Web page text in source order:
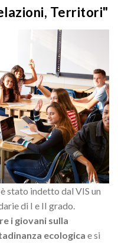
Territori"
è stato indetto dal VIS un
di I e II grado.
i giovani sulla
ecologica e si